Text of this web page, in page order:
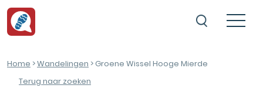
Home >Wandelingen > Groene Wissel Hooge Mierde
Terug naar zoeken